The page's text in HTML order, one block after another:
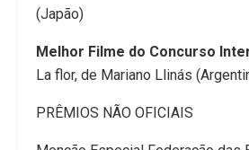
(Japão)
Melhor Filme do Concurso
La flor, de Mariano Llinás
PRÊMIOS NÃO OFICIAIS